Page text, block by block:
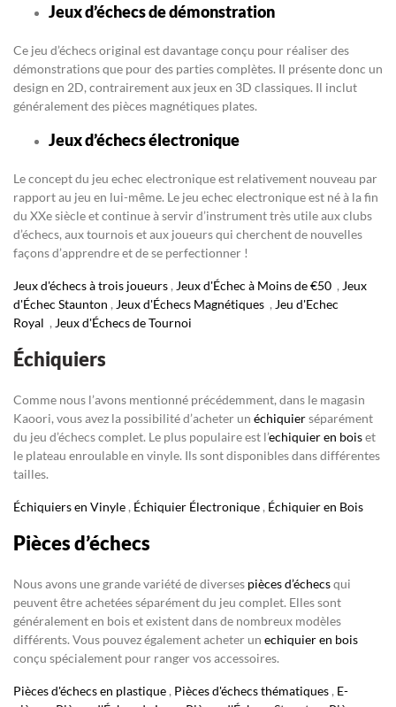
Jeux d’échecs de démonstration
Ce jeu d’échecs original est davantage conçu pour réaliser des
démonstrations que pour des parties complètes. Il présente donc un
design en 2D, contrairement aux jeux en 3D classiques. Il inclut
généralement des pièces magnétiques plates.
Jeux d’échecs électronique
Le concept du jeu echec electronique est relativement nouveau par
rapport au jeu en lui-même. Le jeu echec electronique est né à la fin
du XXe siècle et continue à servir d’instrument très utile aux clubs
d’échecs, aux tournois et aux joueurs qui cherchent de nouvelles
façons d’apprendre et de se perfectionner !
Jeux d'échecs à trois joueurs , Jeux d'Échec à Moins de €50 , Jeux
d'Échec Staunton , Jeux d'Échecs Magnétiques , Jeu d'Echec
Royal , Jeux d'Échecs de Tournoi
Échiquiers
Comme nous l’avons mentionné précédemment, dans le magasin
Kaoori, vous avez la possibilité d’acheter un échiquierséparément
du jeu d’échecs complet. Le plus populaire est l’echiquier en boiset
le plateau enroulable en vinyle. Ils sont disponibles dans différentes
tailles.
Échiquiers en Vinyle , Échiquier Électronique , Échiquier en Bois
Pièces d’échecs
Nous avons une grande variété de diverses pièces d’échecsqui
peuvent être achetées séparément du jeu complet. Elles sont
généralement en bois et existent dans de nombreux modèles
différents. Vous pouvez également acheter un echiquier en bois
conçu spécialement pour ranger vos accessoires.
Pièces d'échecs en plastique , Pièces d'échecs thématiques , E-